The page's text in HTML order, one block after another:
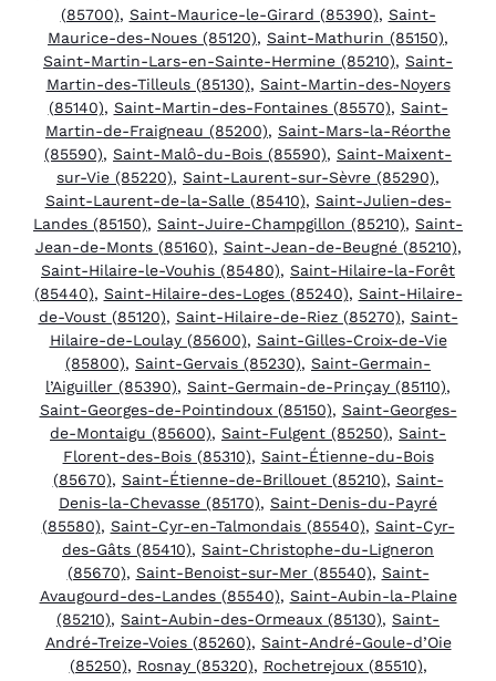
(85700), Saint-Maurice-le-Girard (85390), Saint-
Maurice-des-Noues (85120), Saint-Mathurin (85150),
Saint-Martin-Lars-en-Sainte-Hermine (85210), Saint-
Martin-des-Tilleuls (85130), Saint-Martin-des-Noyers
(85140), Saint-Martin-des-Fontaines (85570), Saint-
Martin-de-Fraigneau (85200), Saint-Mars-la-Réorthe
(85590), Saint-Malô-du-Bois (85590), Saint-Maixent-
sur-Vie (85220), Saint-Laurent-sur-Sèvre (85290),
Saint-Laurent-de-la-Salle (85410), Saint-Julien-des-
Landes (85150), Saint-Juire-Champgillon (85210), Saint-
Jean-de-Monts (85160), Saint-Jean-de-Beugné (85210),
Saint-Hilaire-le-Vouhis (85480), Saint-Hilaire-la-Forêt
(85440), Saint-Hilaire-des-Loges (85240), Saint-Hilaire-
de-Voust (85120), Saint-Hilaire-de-Riez (85270), Saint-
Hilaire-de-Loulay (85600), Saint-Gilles-Croix-de-Vie
(85800), Saint-Gervais (85230), Saint-Germain-
l’Aiguiller (85390), Saint-Germain-de-Prinçay (85110),
Saint-Georges-de-Pointindoux (85150), Saint-Georges-
de-Montaigu (85600), Saint-Fulgent (85250), Saint-
Florent-des-Bois (85310), Saint-Étienne-du-Bois
(85670), Saint-Étienne-de-Brillouet (85210), Saint-
Denis-la-Chevasse (85170), Saint-Denis-du-Payré
(85580), Saint-Cyr-en-Talmondais (85540), Saint-Cyr-
des-Gâts (85410), Saint-Christophe-du-Ligneron
(85670), Saint-Benoist-sur-Mer (85540), Saint-
Avaugourd-des-Landes (85540), Saint-Aubin-la-Plaine
(85210), Saint-Aubin-des-Ormeaux (85130), Saint-
André-Treize-Voies (85260), Saint-André-Goule-d’Oie
(85250), Rosnay (85320), Rochetrejoux (85510),